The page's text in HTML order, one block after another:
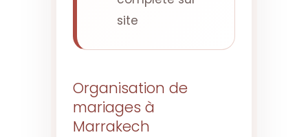
site
Organisation de
mariages à
Marrakech